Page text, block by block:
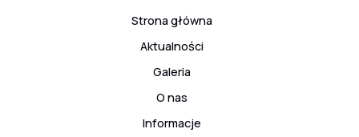
Strona główna
Aktualności
Galeria
O nas
Informacje